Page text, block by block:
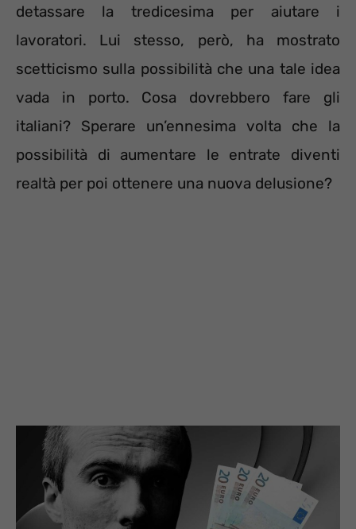
detassare la tredicesima per aiutare i
lavoratori. Lui stesso, però, ha mostrato
scetticismo sulla possibilità che una tale idea
vada in porto. Cosa dovrebbero fare gli
italiani? Sperare un’ennesima volta che la
possibilità di aumentare le entrate diventi
realtà per poi ottenere una nuova delusione?